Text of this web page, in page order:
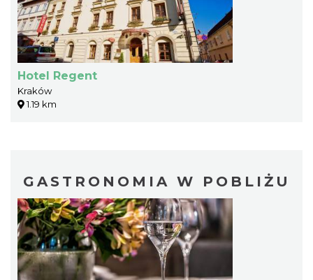
Hotel Regent
Kraków
1.19 km
GASTRONOMIA W POBLIŻU